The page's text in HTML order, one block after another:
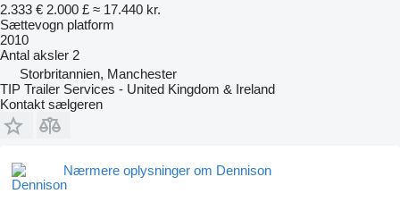
2.333 € 2.000 £ ≈ 17.440 kr.
Sættevogn platform
2010
Antal aksler 2
Storbritannien, Manchester
TIP Trailer Services - United Kingdom & Ireland
Kontakt sælgeren
Nærmere oplysninger om Dennison